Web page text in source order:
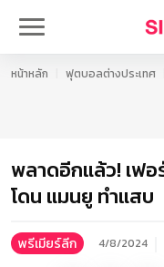
หน้าหลัก ฟุตบอลต่างประเทศ
พลาดอีกแล้ว! เฟอ
โดน แมนยู ทำแสบ
พรีเมียร์ลีก 4/8/2024